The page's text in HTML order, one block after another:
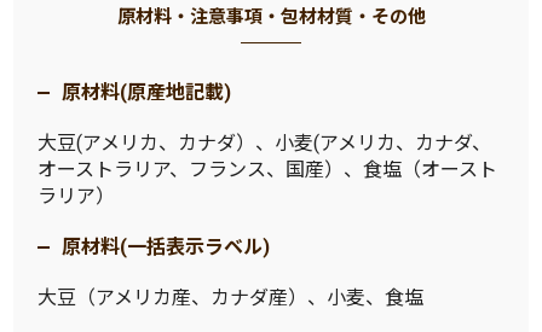
原材料・注意事項・包材材質・その他
原材料(原産地記載)
大豆(アメリカ、カナダ）、小麦(アメリカ、カナダ、
オーストラリア、フランス、国産）、食塩（オースト
ラリア）
原材料(一括表示ラベル)
大豆（アメリカ産、カナダ産）、小麦、食塩